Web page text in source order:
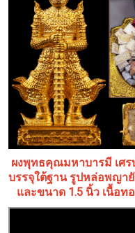
ผงพุทธคุณมหาบารมี เศ
บรรจุใต้ฐาน รูปหล่อพญา
และขนาด 1.5 นิ้ว เนื้อท